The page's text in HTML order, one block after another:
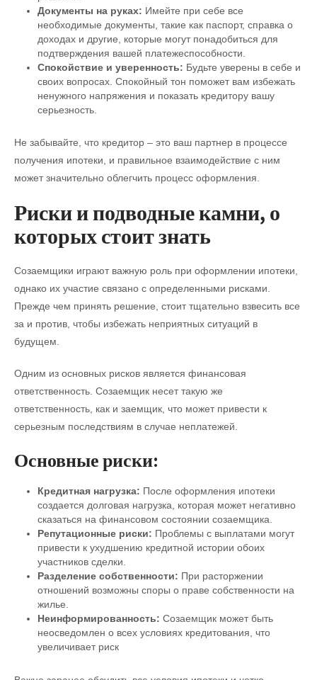
Документы на руках: Имейте при себе все
необходимые документы, такие как паспорт, справка о
доходах и другие, которые могут понадобиться для
подтверждения вашей платежеспособности.
Спокойствие и уверенность: Будьте уверены в себе и
своих вопросах. Спокойный тон поможет вам избежать
ненужного напряжения и показать кредитору вашу
серьезность.
Не забывайте, что кредитор – это ваш партнер в процессе
получения ипотеки, и правильное взаимодействие с ним
может значительно облегчить процесс оформления.
Риски и подводные камни, о
которых стоит знать
Созаемщики играют важную роль при оформлении ипотеки,
однако их участие связано с определенными рисками.
Прежде чем принять решение, стоит тщательно взвесить все
за и против, чтобы избежать неприятных ситуаций в
будущем.
Одним из основных рисков является финансовая
ответственность. Созаемщик несет такую же
ответственность, как и заемщик, что может привести к
серьезным последствиям в случае неплатежей.
Основные риски:
Кредитная нагрузка: После оформления ипотеки
создается долговая нагрузка, которая может негативно
сказаться на финансовом состоянии созаемщика.
Репутационные риски: Проблемы с выплатами могут
привести к ухудшению кредитной истории обоих
участников сделки.
Разделение собственности: При расторжении
отношений возможны споры о праве собственности на
жилье.
Неинформированность: Созаемщик может быть
неосведомлен о всех условиях кредитования, что
увеличивает риск